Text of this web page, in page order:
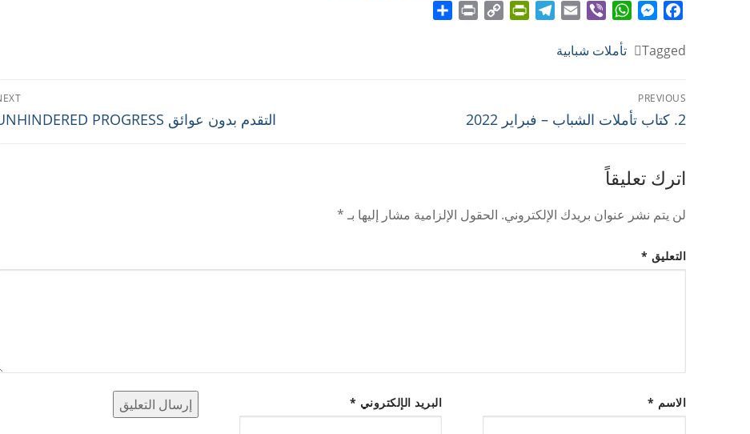
Tagged
تأملات شبابية
تصفّح
المقالات
PREVIOUS
Previous
2. كتاب تأملات الشباب – فبراير 2022
Next
التقدم بدون عوائق UNHINDERED PROGRESS
اترك تعليقاً
لن يتم نشر عنوان بريدك الإلكتروني. الحقول الإلزامية مشار إليها بـ*
التعليق *
الاسم * البريد الإلكتروني *